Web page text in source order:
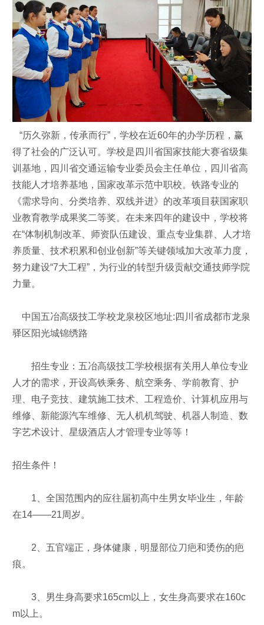
“历久弥新，传承而行”，学校在近60年的办学历程，赢
得了社会的广泛认可。学校是四川省国家技能大赛省级集
训基地，四川省交通运输专业委员会主任单位，四川省高
技能人才培养基地，国家改革示范中职校。铁路专业的
《需求导向、分类培养、双线并进》的改革项目获国家职
业教育教学成果奖二等奖。在未来四年的建设中，学校将
在“体制机制改革、师资队伍建设、重点专业集群、人才培
养质量、技术积累和创业创新”等关键领域加大改革力度，
努力建设“7大工程”，为行业的转型升级贡献交通技师学院
力量。
中国五冶高级技工学校龙泉校区地址:四川省成都市龙泉
驿区阳光城锦绣路
招生专业：五冶高级技工学校根据有关用人单位专业
人才的需求，开设高铁乘务、航空乘务、学前教育、护
理、电子竞技、建筑施工技术、工程造价、计算机应用与
维修、新能源汽车维修、无人机机驾驶、机器人制造、数
字艺术设计、星级酒店人才管理专业等等！
招生条件！
1、全国范围内的应往届初高中生男女毕业生，年龄
在14——21周岁。
2、五官端正，身体健康，明显部位刀疤和烫伤的疤
痕。
3、男生身高要求165cm以上，女生身高要求在160c
m以上。